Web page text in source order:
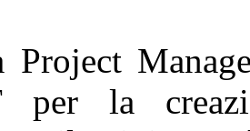
Project
per la